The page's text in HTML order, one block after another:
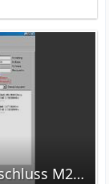
Reflexionsmessung_zw_TK als Abschluss M2.jpg